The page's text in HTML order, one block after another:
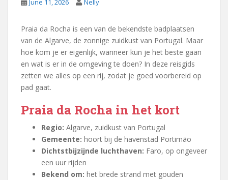
June 11, 2026 Nelly
Praia da Rocha is een van de bekendste badplaatsen
van de Algarve, de zonnige zuidkust van Portugal. Maar
hoe kom je er eigenlijk, wanneer kun je het beste gaan
en wat is er in de omgeving te doen? In deze reisgids
zetten we alles op een rij, zodat je goed voorbereid op
pad gaat.
Praia da Rocha in het kort
Regio: Algarve, zuidkust van Portugal
Gemeente: hoort bij de havenstad Portimão
Dichtstbijzijnde luchthaven: Faro, op ongeveer
een uur rijden
Bekend om: het brede strand met gouden